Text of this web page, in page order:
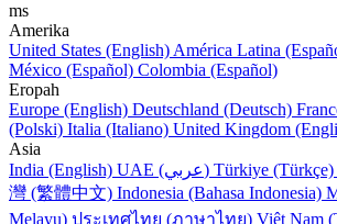
ms
Amerika
United States (English) América Latina
México (Español) Colombia (Español)
Eropah
Europe (English) Deutschland (Deutsch)
(Polski) Italia (Italiano) United Kingdom
Asia
India (English)
UAE (عربي) Türkiye (Türkçe)
灣 (繁體中文) Indonesia (Bahasa Indonesia)
Melayu) ประเทศไทย (ภาษาไทย) Việt Nam